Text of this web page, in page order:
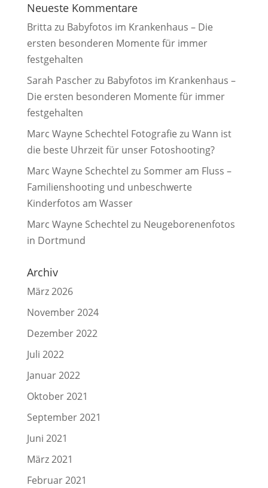
Neueste Kommentare
Britta zu Babyfotos im Krankenhaus – Die
ersten besonderen Momente für immer
festgehalten
Sarah Pascherzu Babyfotos im Krankenhaus –
Die ersten besonderen Momente für immer
festgehalten
Marc Wayne Schechtel Fotografie zu Wann ist
die beste Uhrzeit für unser Fotoshooting?
Marc Wayne Schechtel zu Sommer am Fluss –
Familienshooting und unbeschwerte
Kinderfotos am Wasser
Marc Wayne Schechtel zu Neugeborenenfotos
in Dortmund
Archiv
März 2026
November 2024
Dezember 2022
Juli 2022
Januar 2022
Oktober 2021
September 2021
Juni 2021
März 2021
Februar 2021